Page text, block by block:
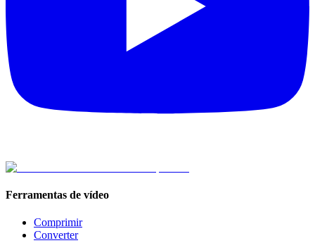
Ferramentas de vídeo
Comprimir
Converter